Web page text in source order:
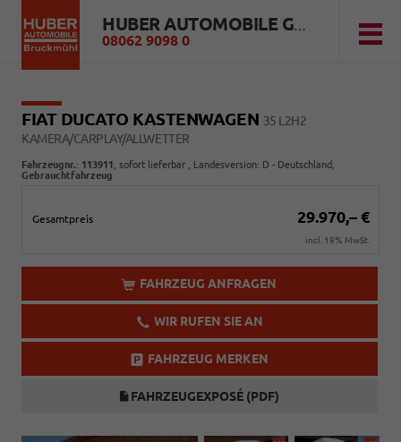
HUBER AUTOMOBILE GMBH
08062 9098 0
FIAT DUCATO KASTENWAGEN 35 L2H2
KAMERA/CARPLAY/ALLWETTER
Fahrzeugnr.: 113911 sofort lieferbar , Landesversion: D - Deutschland,
Gebrauchtfahrzeug
Gesamtpreis 29.970,– €
incl. 19% MwSt.
FAHRZEUG ANFRAGEN
WIR RUFEN SIE AN
FAHRZEUG MERKEN
FAHRZEUGEXPOSÉ (PDF)